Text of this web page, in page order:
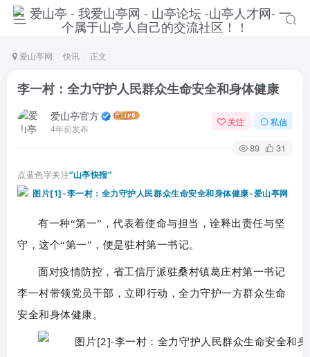
爱山亭网 快讯 正文
李一村：全力守护人民群众生命安全和身体健康
爱山亭官方
4年前发布
关注 私信
89 31
点蓝色字关注“山亭快报”
有一种“第一”，代表着使命与担当，诠释出责任与坚
守，这个“第一”，便是驻村第一书记。
面对疫情防控，省工信厅派驻桑村镇葛庄村第一书记
李一村带领党员干部，立即行动，全力守护一方群众生命
安全和身体健康。